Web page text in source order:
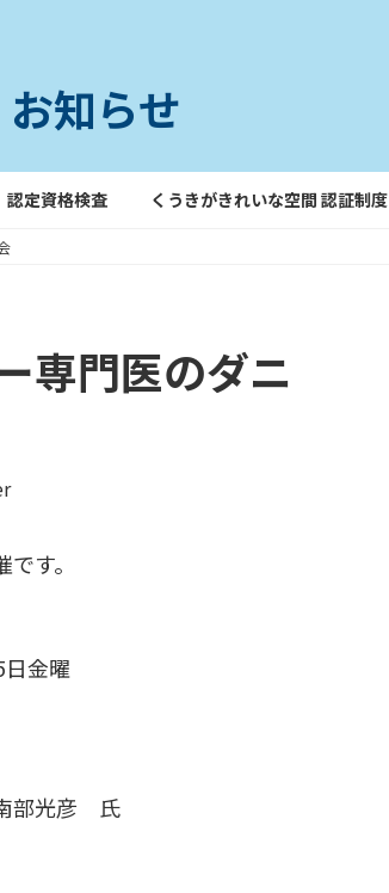
お知らせ
認定資格検査 くうきがきれいな空間 認証制度
専門医のダニ
す。
金曜
部光彦 氏